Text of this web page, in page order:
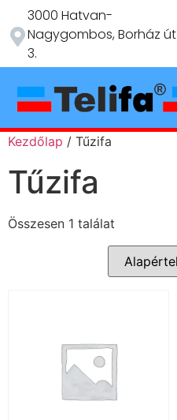
3000 Hatvan-
Nagygombos, Borház út
3.
Kezdőlap / Tűzifa
Tűzifa
Összesen 1 találat